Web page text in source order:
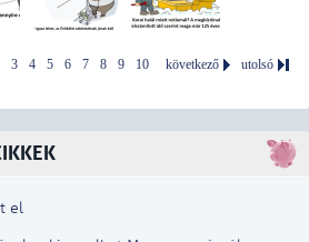
3 4 5 6 7 8 9 10 következő utolsó
el